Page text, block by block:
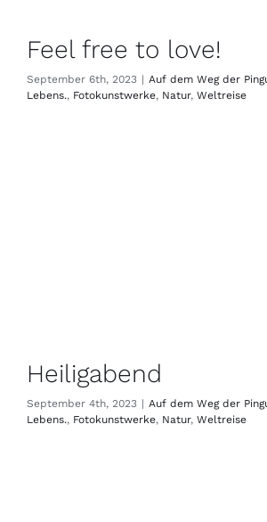
Feel free to love!
September 6th, 2023 | Auf dem Weg der
Lebens., Fotokunstwerke, Natur, Weltreise
Heiligabend
September 4th, 2023 | Auf dem Weg der
Lebens., Fotokunstwerke, Natur, Weltreise